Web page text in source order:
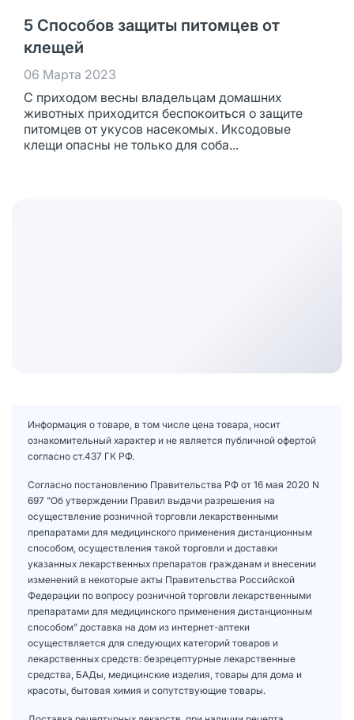
5 Способов защиты питомцев от
клещей
06 Марта 2023
С приходом весны владельцам домашних
животных приходится беспокоиться о защите
питомцев от укусов насекомых. Иксодовые
клещи опасны не только для соба...
Информация о товаре, в том числе цена товара, носит
ознакомительный характер и не является публичной офертой
согласно ст.437 ГК РФ.
Согласно постановлению Правительства РФ от 16 мая 2020 N
697 "Об утверждении Правил выдачи разрешения на
осуществление розничной торговли лекарственными
препаратами для медицинского применения дистанционным
способом, осуществления такой торговли и доставки
указанных лекарственных препаратов гражданам и внесении
изменений в некоторые акты Правительства Российской
Федерации по вопросу розничной торговли лекарственными
препаратами для медицинского применения дистанционным
способом" доставка на дом из интернет-аптеки
осуществляется для следующих категорий товаров и
лекарственных средств: безрецептурные лекарственные
средства, БАДы, медицинские изделия, товары для дома и
красоты, бытовая химия и сопутствующие товары.